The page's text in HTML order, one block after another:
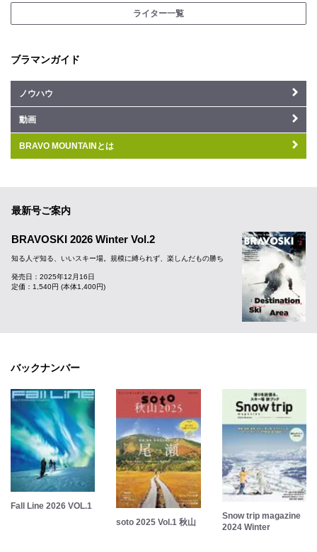
ライター一覧
ブラマンガイド
ノウハウ
動画
BRAVO MOUNTAINとは
最新号ご案内
BRAVOSKI 2026 Winter Vol.2
知る人ぞ知る、いいスキー場。規模に縛られず、楽しんだもの勝ち
発売日：2025年12月16日
定価：1,540円 (本体1,400円)
バックナンバー
Fall Line 2026 VOL.1
soto 2025 Vol.1 秋山
Snow trip magazine
2024 Winter